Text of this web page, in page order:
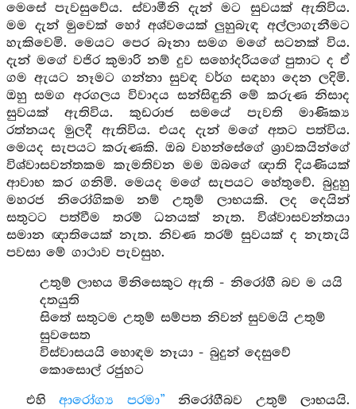
මෙසේ පැවසුවේය. ස්වාමීනි දැන් මට සුවයක් ඇතිවිය.
මම දැන් මුවෙක් හෝ අශ්වයෙක් ලුහුබැඳ අල්ලාගැනීමට
හැකිවෙමි. මෙයට පෙර බෑනා සමග මගේ සටනක් විය.
දැන් මගේ වජිර කුමාරි නම් දුව සහෝදරියගේ පුතාට ද ඒ
ගම ඇයට නෑමට ගන්නා සුවඳ වර්ග සඳහා දෙන ලදිමි.
ඔහු සමග අරගලය විවාදය සන්සිඳුනි මේ කරුණ නිසාද
සුවයක් ඇතිවිය. කුඩරාජ සමයේ පැවති මාණික්‍ය
රත්නයද මුලදී ඇතිවිය. එයද දැන් මගේ අතට පත්විය.
මෙයද සැපයට කරුණකි. ඔබ වහන්සේගේ ශ්‍රාවකයින්ගේ
විශ්වාසවන්තකම කැමතිවන මම ඔබගේ ඥාති දියණියක්
ආවාභ කර ගනිමි. මෙයද මගේ සැපයට හේතුවේ. බුදුහු
මහරජ නිරෝගිකම නම් උතුම් ලාභයකි. ලද දෙයින්
සතුටට පත්වීම තරම් ධනයක් නැත. විශ්වාසවන්තයා
සමාන ඥාතියෙක් නැත. නිවණ තරම් සුවයක් ද නැතැයි
පවසා මේ ගාථාව පැවසුහ.
උතුම් ලාභය මිනිසෙකුට ඇති - නිරෝගී බව ම යයි
දතයුති
සිතේ සතුටම උතුම් සම්පත නිවන් සුවමයි උතුම්
සුවසෙත
විස්වාසයයි හොඳම නෑයා - බුදුන් දෙසුවේ
කොසොල් රජුහට
එහිආරෝග්‍ය පරමා” නිරෝගීබව උතුම් ලාභයයි.